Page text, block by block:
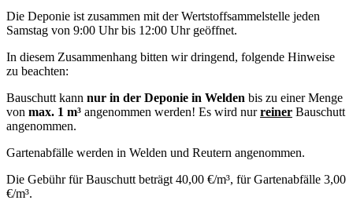
Die Deponie ist zusammen mit der Wertstoffsammelstelle jeden
Samstag von 9:00 Uhr bis 12:00 Uhr geöffnet.
In diesem Zusammenhang bitten wir dringend, folgende Hinweise
zu beachten:
Bauschutt kann nur in der Deponie in Welden bis zu einer Menge
von max. 1 m³ angenommen werden! Es wird nurreiner Bauschutt
angenommen.
Gartenabfälle werden in Welden und Reutern angenommen.
Die Gebühr für Bauschutt beträgt 40,00 €/m³, für Gartenabfälle 3,00
€/m³.